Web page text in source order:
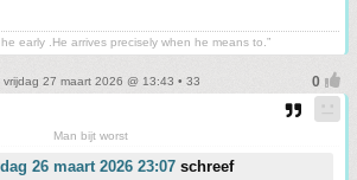
early .He arrives precisely when he means to.”
vrijdag 27 maart 2026 @ 13:43 • 33
Man bijt worst
26 maart 2026 23:07 schreef